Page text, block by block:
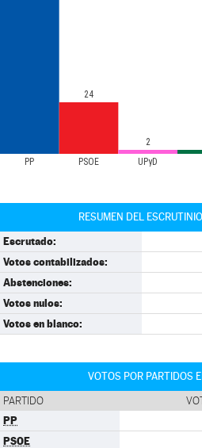
PP PSOE UPyD
24
2
RESUMEN DEL
Escrutado:
Votos contabilizados:
Abstenciones:
Votos nulos:
Votos en blanco:
VOTOS POR PARTIDOS
PARTIDO
PP
PSOE